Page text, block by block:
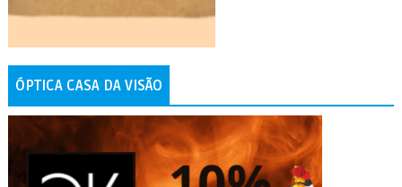
ÓPTICA CASA DA VISÃO